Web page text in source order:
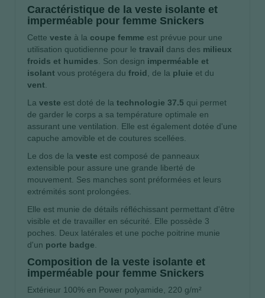
Caractéristique de la veste isolante et
imperméable pour femme Snickers
Cette veste à la coupe femme est prévue pour une
utilisation quotidienne pour le travail dans des milieux
froids et humides . Son design imperméable et
isolant vous protégera du froid , de la pluie et du
vent
La veste est doté de la technologie 37.5 qui permet
de garder le corps a sa température optimale en
assurant une ventilation. Elle est également dotée d'une
capuche amovible et de coutures scellées.
Le dos de la veste est composé de panneaux
extensible pour assure une grande liberté de
mouvement. Ses manches sont préformées et leurs
extrémités sont prolongées.
Elle est munie de détails réfléchissant permettant d'être
visible et de travailler en sécurité. Elle possède 3
poches. Deux latérales et une poche poitrine munie
d'un porte badge
Composition de la veste isolante et
imperméable pour femme Snickers
Extérieur 100% en Power polyamide, 220 g/m²